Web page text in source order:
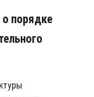
порядке